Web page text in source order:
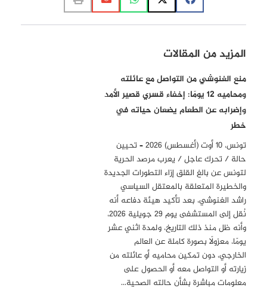
المزيد من المقالات
منع الغنوشي من التواصل مع عائلته
ومحاميه 12 يومًا: إخفاء قسري قصير الأمد
وإضرابه عن الطعام يضعان حياته في
خطر
تونس، 10 أوت (أغسطس) 2026 – تحيين
حالة / تحرك عاجل / يعرب مرصد الحرية
لتونس عن بالغ القلق إزاء التطورات الجديدة
والخطيرة المتعلقة بالمعتقل السياسي
راشد الغنوشي، بعد تأكيد هيئة دفاعه أنه
نُقل إلى المستشفى يوم 29 جويلية 2026،
وأنه ظل منذ ذلك التاريخ، ولمدة اثني عشر
يومًا، معزولًا بصورة كاملة عن العالم
الخارجي، دون تمكين محاميه أو عائلته من
زيارته أو التواصل معه أو الحصول على
معلومات مباشرة بشأن حالته الصحية…